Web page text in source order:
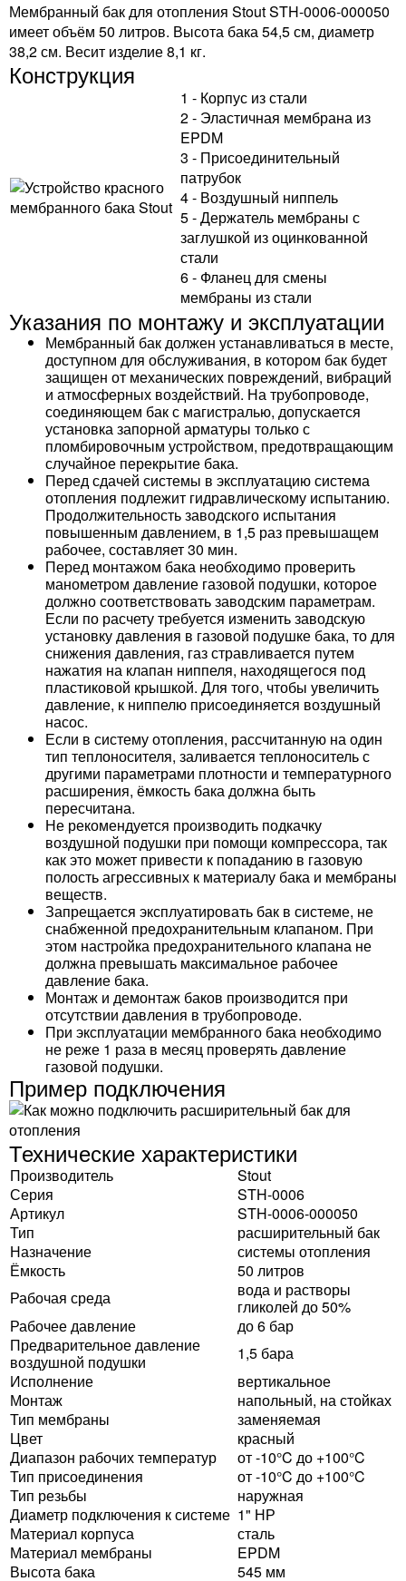
Мембранный бак для отопления Stout STH-0006-000050
имеет объём 50 литров. Высота бака 54,5 см, диаметр
38,2 см. Весит изделие 8,1 кг.
Конструкция
1 - Корпус из стали
2 - Эластичная мембрана из
EPDM
3 - Присоединительный
патрубок
4 - Воздушный ниппель
5 - Держатель мембраны с
заглушкой из оцинкованной
стали
6 - Фланец для смены
мембраны из стали
Указания по монтажу и эксплуатации
Мембранный бак должен устанавливаться в месте,
доступном для обслуживания, в котором бак будет
защищен от механических повреждений, вибраций
и атмосферных воздействий. На трубопроводе,
соединяющем бак с магистралью, допускается
установка запорной арматуры только с
пломбировочным устройством, предотвращающим
случайное перекрытие бака.
Перед сдачей системы в эксплуатацию система
отопления подлежит гидравлическому испытанию.
Продолжительность заводского испытания
повышенным давлением, в 1,5 раз превышащем
рабочее, составляет 30 мин.
Перед монтажом бака необходимо проверить
манометром давление газовой подушки, которое
должно соответствовать заводским параметрам.
Если по расчету требуется изменить заводскую
установку давления в газовой подушке бака, то для
снижения давления, газ стравливается путем
нажатия на клапан ниппеля, находящегося под
пластиковой крышкой. Для того, чтобы увеличить
давление, к ниппелю присоединяется воздушный
насос.
Если в систему отопления, рассчитанную на один
тип теплоносителя, заливается теплоноситель с
другими параметрами плотности и температурного
расширения, ёмкость бака должна быть
пересчитана.
Не рекомендуется производить подкачку
воздушной подушки при помощи компрессора, так
как это может привести к попаданию в газовую
полость агрессивных к материалу бака и мембраны
веществ.
Запрещается эксплуатировать бак в системе, не
снабженной предохранительным клапаном. При
этом настройка предохранительного клапана не
должна превышать максимальное рабочее
давление бака.
Монтаж и демонтаж баков производится при
отсутствии давления в трубопроводе.
При эксплуатации мембранного бака необходимо
не реже 1 раза в месяц проверять давление
газовой подушки.
Пример подключения
Технические характеристики
Производитель
Stout
Серия
STH-0006
Артикул
STH-0006-000050
Тип
расширительный бак
Назначение
системы отопления
Ёмкость
50 литров
Рабочая среда
вода и растворы
гликолей до 50%
Рабочее давление
до 6 бар
Предварительное давление
воздушной подушки
1,5 бара
Исполнение
вертикальное
Монтаж
напольный, на стойках
Тип мембраны
заменяемая
Цвет
красный
Диапазон рабочих температур
от -10°C до +100°C
Тип присоединения
от -10°C до +100°C
Тип резьбы
наружная
Диаметр подключения к системе 1" НР
Материал корпуса
сталь
Материал мембраны
EPDM
Высота бака
545 мм